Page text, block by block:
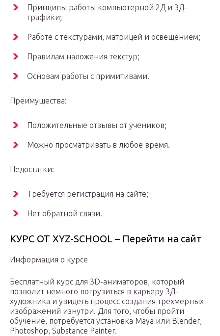
Принципы работы компьютерной 2Д и 3Д-
графики;
Работе с текстурами, матрицей и освещением;
Правилам наложения текстур;
Основам работы с примитивами.
Преимущества:
Положительные отзывы от учеников;
Можно просматривать в любое время.
Недостатки:
Требуется регистрация на сайте;
Нет обратной связи.
КУРС ОТ XYZ-SCHOOL – Перейти на сайт
Информация о курсе
Бесплатный курс для 3D-аниматоров, который
позволит немного погрузиться в карьеру 3Д-
художника и увидеть процесс создания трехмерных
изображений изнутри. Для того, чтобы пройти
обучение, потребуется установка Maya или Blender,
Photoshop, Substance Painter.